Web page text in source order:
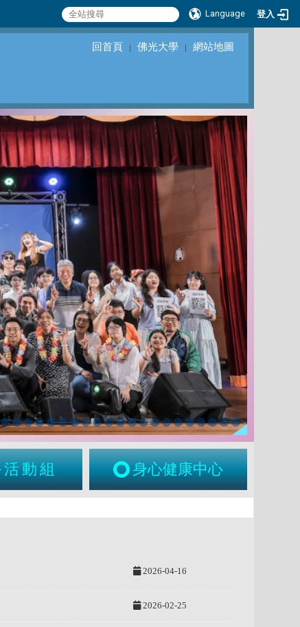
Language 登入
回首頁 ｜ 佛光大學 ｜ 網站地圖
活動組 身心健康中心
2026-04-16
2026-02-25